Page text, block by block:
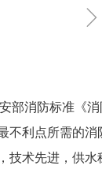
部消防标准《
利点所需的
术先进，供水
ꁇ